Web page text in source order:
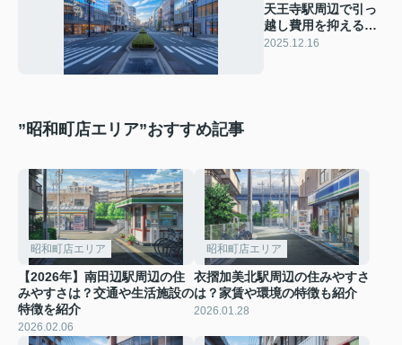
天王寺駅周辺で引っ
越し費用を抑える方
法は？初期費用の節
2025.12.16
”昭和町店エリア”おすすめ記事
昭和町店エリア
【2026年】南田辺駅周辺の住
みやすさは？交通や生活施設の
特徴を紹介
2026.02.06
昭和町店エリア
衣摺加美北駅周辺の住みやすさ
は？家賃や環境の特徴も紹介
2026.01.28